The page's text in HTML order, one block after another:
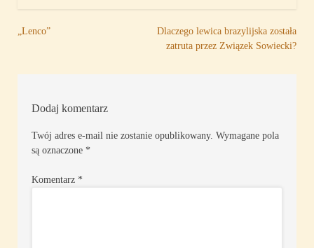
Nawigacja
„Lenco”
Dlaczego lewica brazylijska została
zatruta przez Związek Sowiecki?
Dodaj komentarz
Twój adres e-mail nie zostanie opublikowany. Wymagane pola
są oznaczone *
Komentarz *